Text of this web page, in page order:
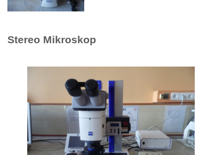
Stereo Mikroskop